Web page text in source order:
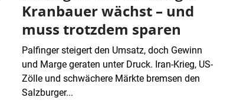
Kranbauer wächst – und
muss trotzdem sparen
Palfinger steigert den Umsatz, doch Gewinn
und Marge geraten unter Druck. Iran-Krieg, US-
Zölle und schwächere Märkte bremsen den
Salzburger...